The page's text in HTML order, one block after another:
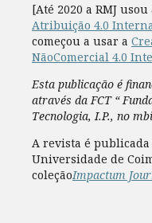
[Até 2020 a RMJ
Atribuição 4.0
começou a usar a
NãoComercial 4.0
Esta publicação é
através da FCT “
Tecnologia, I.P., no
A revista é
Universidade de
coleçãoImpactum